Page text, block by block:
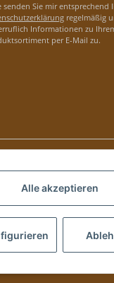
senden Sie mir entsprechend
regelmäßig
Informationen zu
per E-Mail zu.
Kubanischen
Alle akzeptieren